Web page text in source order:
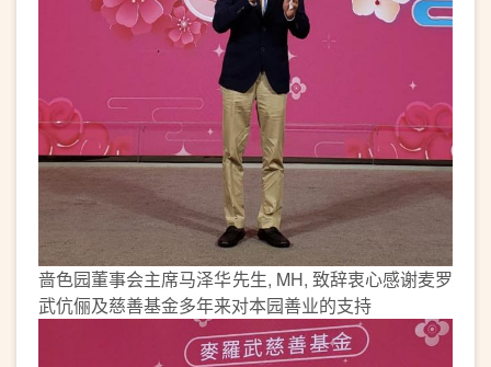
啬色园董事会主席马泽华先生, MH, 致辞衷心感谢麦罗
武伉俪及慈善基金多年来对本园善业的支持